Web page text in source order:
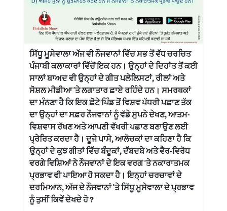
ਸਿੱਧੂ ਮੂਸੇਵਾਲਾ ਅੱਜ ਵੀ ਨੌਜਵਾਨਾਂ ਵਿੱਚ ਸਭ ਤੋਂ ਵੱਧ ਚਰਚਿਤ
ਪੰਜਾਬੀ ਕਲਾਕਾਰਾਂ ਵਿੱਚੋਂ ਇਕ ਹਨ। ਉਨ੍ਹਾਂ ਦੇ ਦਿਹਾਂਤ ਤੋਂ ਕਈ
ਸਾਲਾਂ ਬਾਅਦ ਵੀ ਉਨ੍ਹਾਂ ਦੇ ਗੀਤ ਪਲੇਲਿਸਟਾਂ, ਰੀਲਾਂ ਅਤੇ
ਸੋਸ਼ਲ ਮੀਡੀਆ 'ਤੇ ਲਗਾਤਾਰ ਛਾਏ ਰਹਿੰਦੇ ਹਨ। ਸਮਰਥਕਾਂ
ਦਾ ਮੰਨਣਾ ਹੈ ਕਿ ਇਕ ਛੋਟੇ ਪਿੰਡ ਤੋਂ ਵਿਸ਼ਵ ਪੱਧਰੀ ਪਛਾਣ ਤੱਕ
ਦਾ ਉਨ੍ਹਾਂ ਦਾ ਸਫ਼ਰ ਨੌਜਵਾਨਾਂ ਨੂੰ ਵੱਡੇ ਸੁਪਨੇ ਦੇਖਣ, ਆਤਮ-
ਵਿਸ਼ਵਾਸ ਰੱਖਣ ਅਤੇ ਆਪਣੀ ਵੱਖਰੀ ਪਛਾਣ ਬਣਾਉਣ ਲਈ
ਪ੍ਰੇਰਿਤ ਕਰਦਾ ਹੈ। ਦੂਜੇ ਪਾਸੇ, ਆਲੋਚਕਾਂ ਦਾ ਕਹਿਣਾ ਹੈ ਕਿ
ਉਨ੍ਹਾਂ ਦੇ ਕੁਝ ਗੀਤਾਂ ਵਿੱਚ ਬੰਦੂਕਾਂ, ਦੱਬਦਬੇ ਅਤੇ ਵੈਰ-ਵਿਰੋਧ
ਵਰਗੇ ਵਿਸ਼ਿਆਂ ਨੇ ਨੌਜਵਾਨਾਂ ਦੇ ਇਕ ਵਰਗ 'ਤੇ ਨਕਾਰਾਤਮਕ
ਪ੍ਰਭਾਵ ਵੀ ਪਾਇਆ ਹੋ ਸਕਦਾ ਹੈ। ਇਨ੍ਹਾਂ ਚਰਚਾਵਾਂ ਦੇ
ਦਰਮਿਆਨ, ਅੱਜ ਦੇ ਨੌਜਵਾਨਾਂ 'ਤੇ ਸਿੱਧੂ ਮੂਸੇਵਾਲਾ ਦੇ ਪ੍ਰਭਾਵ
ਨੂੰ ਤੁਸੀਂ ਕਿਵੇਂ ਦੇਖਦੇ ਹੋ ?